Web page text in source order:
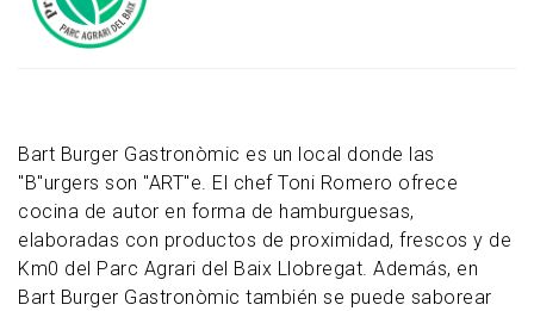
Bart Burger Gastronòmic es un local donde las
"B"urgers son "ART"e. El chef Toni Romero ofrece
cocina de autor en forma de hamburguesas,
elaboradas con productos de proximidad, frescos y de
Km0 del Parc Agrari del Baix Llobregat. Además, en
Bart Burger Gastronòmic también se puede saborear